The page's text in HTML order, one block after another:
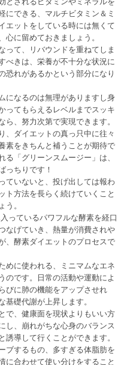
にできる、マルチビタミン＆ミ
エットをしている時には無くて
に留めておきましょう。
って、リバウンドを重ねてしま
べきは、栄養が不十分な状況に
恐れがあるかという部分になり
になるのは無理がありますし身
ってもらえるレベルまでスッキ
、努力次第で実現できます。
、ダイエットの真っ只中に往々
素をきちんと補うことが期待で
「グリーンスムージー」は、
っちりです！
ていないと、投げ出しては報わ
ト方法を長らく続けていくこと
。
っているパワフルな酵素を経口
なげていき、熱量が消費されや
、酵素ダイエットのプロセスで
めに使われる、ミニマムなエネ
のです。日常の活動や運動によ
びに肺の機能をアップさせれ
礎代謝が上昇します。
で、健康面を現状よりもいい方
し、崩れがちな心身のバランス
導して行くことができます。
ブするもの、多すぎる体脂肪を
に合わせて使い分けをすること